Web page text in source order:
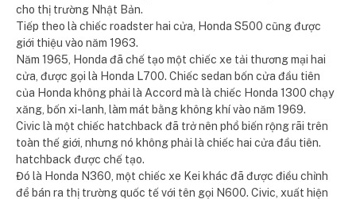
cho thị trường Nhật Bản.
Tiếp theo là chiếc roadster hai cửa, Honda S500 cũng được
giới thiệu vào năm 1963.
Năm 1965, Honda đã chế tạo một chiếc xe tải thương mại hai
cửa, được gọi là Honda L700. Chiếc sedan bốn cửa đầu tiên
của Honda không phải là Accord mà là chiếc Honda 1300 chạy
xăng, bốn xi-lanh, làm mát bằng không khí vào năm 1969.
Civic là một chiếc hatchback đã trở nên phổ biến rộng rãi trên
toàn thế giới, nhưng nó không phải là chiếc hai cửa đầu tiên.
hatchback được chế tạo.
Đó là Honda N360, một chiếc xe Kei khác đã được điều chỉnh
để bán ra thị trường quốc tế với tên gọi N600. Civic, xuất hiện